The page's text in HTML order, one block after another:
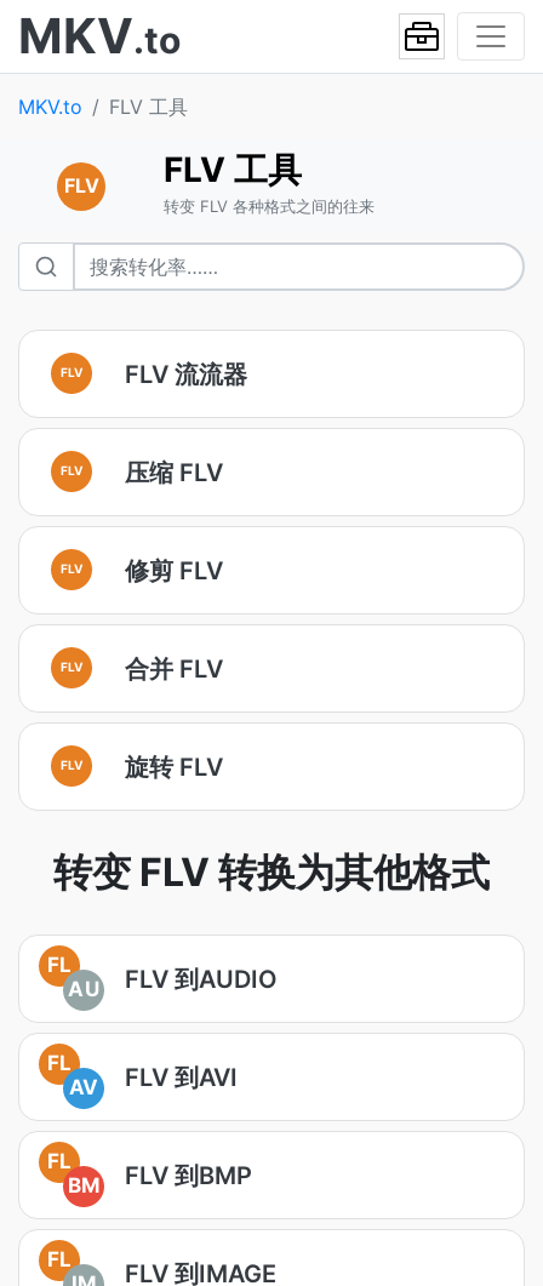
MKV.to
MKV.to FLV 工具
FLV FLV 工具
转变 FLV 各种格式之间的往来
FLV FLV 流流器
FLV 压缩 FLV
FLV 修剪 FLV
FLV 合并 FLV
FLV 旋转 FLV
转变 FLV 转换为其他格式
FL
AU
FLV 到AUDIO
FL
AV
FLV 到AVI
FL
BM
FLV 到BMP
FL
FLV 到IMAGE